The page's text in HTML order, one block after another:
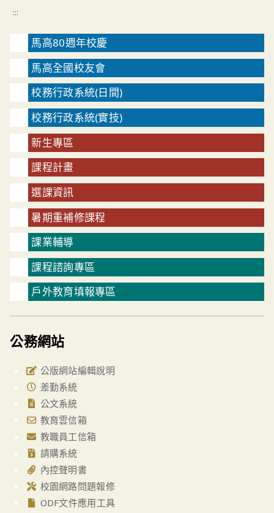
:::
馬高80週年校慶
馬高全國校友會
校務行政系統(日間)
校務行政系統(實技)
新生專區
課程計畫
選課資訊
暑期重補修課程
課業輔導
課程諮詢專區
戶外教育填報專區
公務網站
公版網站編輯說明
差勤系統
公文系統
教育雲信箱
教職員工信箱
請購系統
內控聲明書
校園網路問題報修
ODF文件應用工具